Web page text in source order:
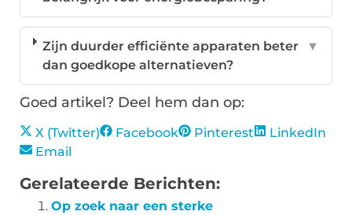
Zijn duurder efficiënte apparaten beter
dan goedkope alternatieven?
▼
Goed artikel? Deel hem dan op:
X (Twitter) Facebook Pinterest
LinkedIn
Email
Gerelateerde Berichten:
Op zoek naar een sterke